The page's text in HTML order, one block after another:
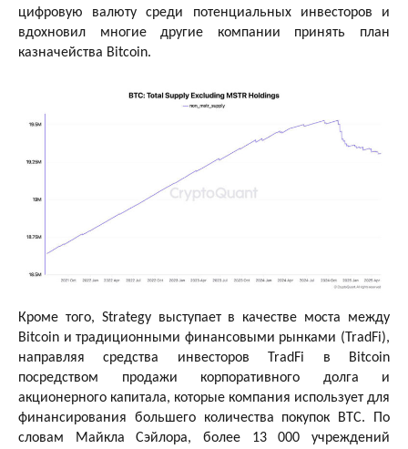
цифровую валюту среди потенциальных инвесторов и
вдохновил многие другие компании принять план
казначейства Bitcoin.
Кроме того, Strategy выступает в качестве моста между
Bitcoin и традиционными финансовыми рынками (TradFi),
направляя средства инвесторов TradFi в Bitcoin
посредством продажи корпоративного долга и
акционерного капитала, которые компания использует для
финансирования большего количества покупок BTC. По
словам Майкла Сэйлора, более 13 000 учреждений